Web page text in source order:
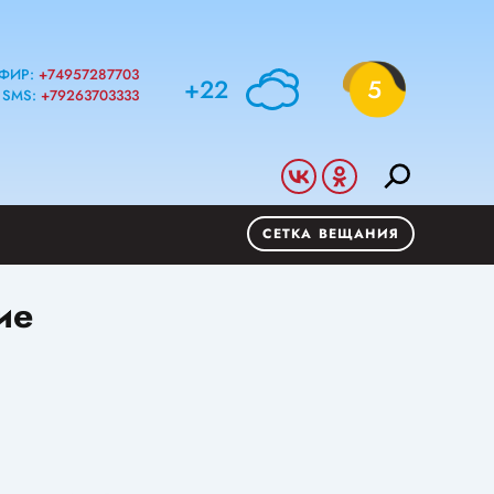
+74957287703
SMS: +79263703333 +22 5
СЕТКА ВЕЩАНИЯ